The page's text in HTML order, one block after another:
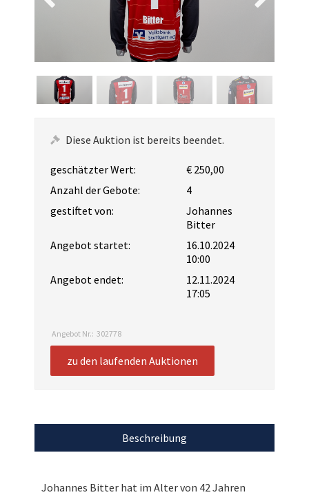
Diese Auktion ist bereits beendet.
geschätzter Wert:
€ 250,00
Anzahl der Gebote:
4
gestiftet von:
Johannes
Bitter
Angebot startet:
16.10.2024
10:00
Angebot endet:
12.11.2024
17:05
Angebot Nr.: 302778
zu den laufenden Auktionen
Beschreibung
Johannes Bitter hat im Alter von 42 Jahren